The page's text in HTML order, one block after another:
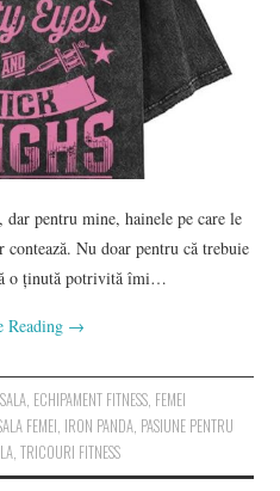
pentru mine, hainele pe care le
Nu doar pentru că trebuie
o ținută potrivită îmi…
Reading →
, ECHIPAMENT FITNESS, FEMEI
FEMEI, IRON PANDA, PASIUNE PENTRU
,TRICOURI FITNESS